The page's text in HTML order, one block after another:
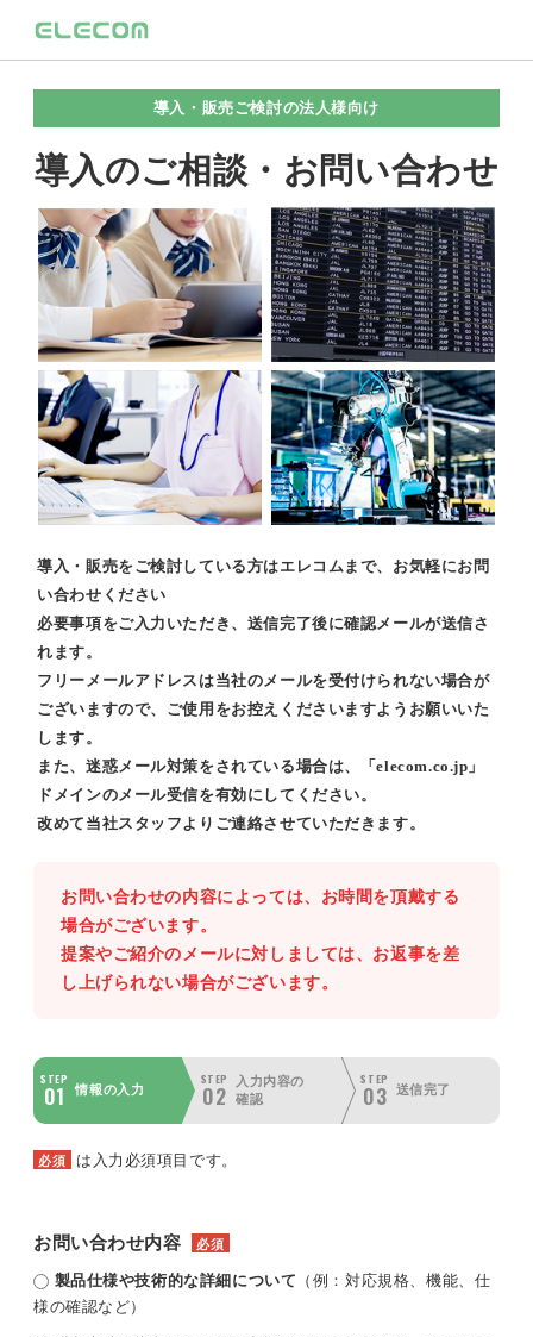
導入・販売ご検討の法人様向け
導入のご相談・お問い合わせ
導入・販売をご検討している方はエレコムまで、お気軽にお問
い合わせください
必要事項をご入力いただき、送信完了後に確認メールが送信さ
れます。
フリーメールアドレスは当社のメールを受付けられない場合が
ございますので、ご使用をお控えくださいますようお願いいた
します。
また、迷惑メール対策をされている場合は、「elecom.co.jp」
ドメインのメール受信を有効にしてください。
改めて当社スタッフよりご連絡させていただきます。
お問い合わせの内容によっては、お時間を頂戴する
場合がございます。
提案やご紹介のメールに対しましては、お返事を差
し上げられない場合がございます。
STEP
01 情報の入力
STEP
02
入力内容の
確認
STEP
03 送信完了
必須 は入力必須項目です。
お問い合わせ内容 必須
製品仕様や技術的な詳細について （例：対応規格、機能、仕
様の確認など）